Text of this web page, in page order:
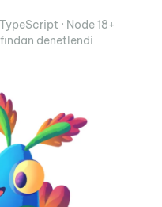
TypeScript · Node 18+
denetlendi